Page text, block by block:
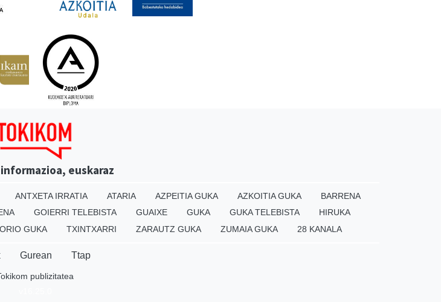
euskaraz
ANTXETA IRRATIA ATARIA AZPEITIA GUKA AZKOITIA GUKA
BARRENA
GOIERRI TELEBISTA GUAIXE GUKA GUKA TELEBISTA
HIRUKA
ORIO GUKA TXINTXARRI ZARAUTZ GUKA ZUMAIA GUKA 28 KANALA
Gurean Ttap
publizitatea